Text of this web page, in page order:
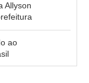
Allyson
ao